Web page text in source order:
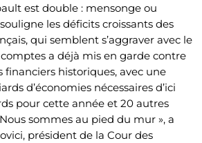
est double : mensonge ou
les déficits croissants des
qui semblent s’aggraver avec le
a déjà mis en garde contre
financiers historiques, avec une
d’économies nécessaires d’ici
pour cette année et 20 autres
sommes au pied du mur », a
président de la Cour des